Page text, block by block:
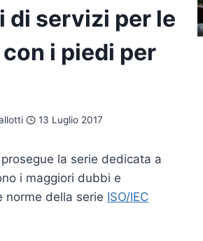
di servizi per le
i piedi per
13 Luglio 2017
la serie dedicata a
i maggiori dubbi e
norme della serie ISO/IEC